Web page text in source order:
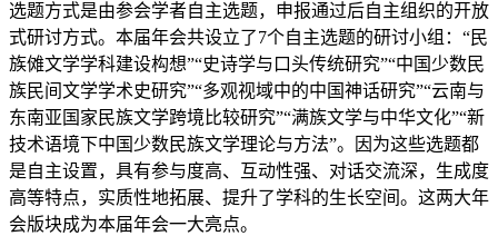
选题方式是由参会学者自主选题，申报通过后自主组织的开放
式研讨方式。本届年会共设立了7个自主选题的研讨小组：“民
族傩文学学科建设构想”“史诗学与口头传统研究”“中国少数民
族民间文学学术史研究”“多观视域中的中国神话研究”“云南与
东南亚国家民族文学跨境比较研究”“满族文学与中华文化”“新
技术语境下中国少数民族文学理论与方法”。因为这些选题都
是自主设置，具有参与度高、互动性强、对话交流深，生成度
高等特点，实质性地拓展、提升了学科的生长空间。这两大年
会版块成为本届年会一大亮点。